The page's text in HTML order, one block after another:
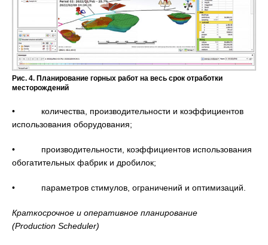
Рис. 4. Планирование горных работ на весь срок отработки
месторождений
• количества, производительности и коэффициентов
использования оборудования;
• производительности, коэффициентов использования
обогатительных фабрик и дробилок;
• параметров стимулов, ограничений и оптимизаций.
Краткосрочное и оперативное планирование
(Production Scheduler)